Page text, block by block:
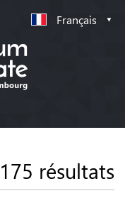
Français
175 résultats